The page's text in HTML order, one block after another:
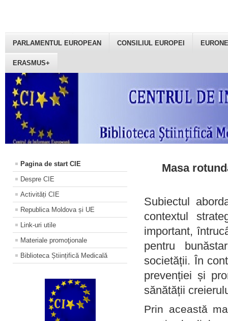
PARLAMENTUL EUROPEAN CONSILIUL EUROPEI
ERASMUS+
Pagina de start CIE
Despre CIE
Activități CIE
Republica Moldova și UE
Link-uri utile
Materiale promoţionale
Biblioteca Științifică Medicală
Masa
Subiectul
contextul
important,
pentru
societății. În
prevenției și
sănătății
Prin această